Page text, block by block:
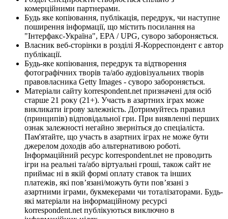
комерційними партнерами.
Будь яке копіювання, публікація, передрук, чи наступне
поширення інформації, що містить посилання на
"Інтерфакс-Україна", EPA / UPG, суворо забороняється.
Власник веб-сторінки в розділі Я-Корреспондент є автор
публікації.
Будь-яке копіювання, передрук та відтворення
фотографічних творів та/або аудіовізуальних творів
правовласника Getty Images - суворо забороняється.
Матеріали сайту korrespondent.net призначені для осіб
старше 21 року (21+). Участь в азартних іграх може
викликати ігрову залежність. Дотримуйтесь правил
(принципів) відповідальної гри. При виявленні перших
ознак залежності негайно зверніться до спеціаліста.
Пам'ятайте, що участь в азартних іграх не може бути
джерелом доходів або альтернативою роботі.
Інформаційний ресурс korrespondent.net не проводить
ігри на реальні та/або віртуальні гроші, також сайт не
приймає ні в якій формі оплату ставок та інших
платежів, які пов’язані/можуть бути пов’язані з
азартними іграми, букмекерами чи тоталізаторами. Будь-
які матеріали на інформаційному ресурсі
korrespondent.net публікуються виключно в